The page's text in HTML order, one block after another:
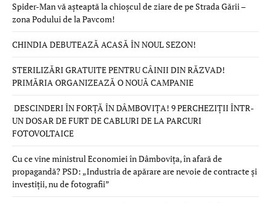
Spider-Man vă așteaptă la chioșcul de ziare de pe Strada Gării –
zona Podului de la Pavcom!
CHINDIA DEBUTEAZĂ ACASĂ ÎN NOUL SEZON!
STERILIZĂRI GRATUITE PENTRU CÂINII DIN RĂZVAD!
PRIMĂRIA ORGANIZEAZĂ O NOUĂ CAMPANIE
DESCINDERI ÎN FORȚĂ ÎN DÂMBOVIȚA! 9 PERCHEZIȚII ÎNTR-
UN DOSAR DE FURT DE CABLURI DE LA PARCURI
FOTOVOLTAICE
Cu ce vine ministrul Economiei în Dâmbovița, în afară de
propagandă? PSD: „Industria de apărare are nevoie de contracte și
investiții, nu de fotografii”